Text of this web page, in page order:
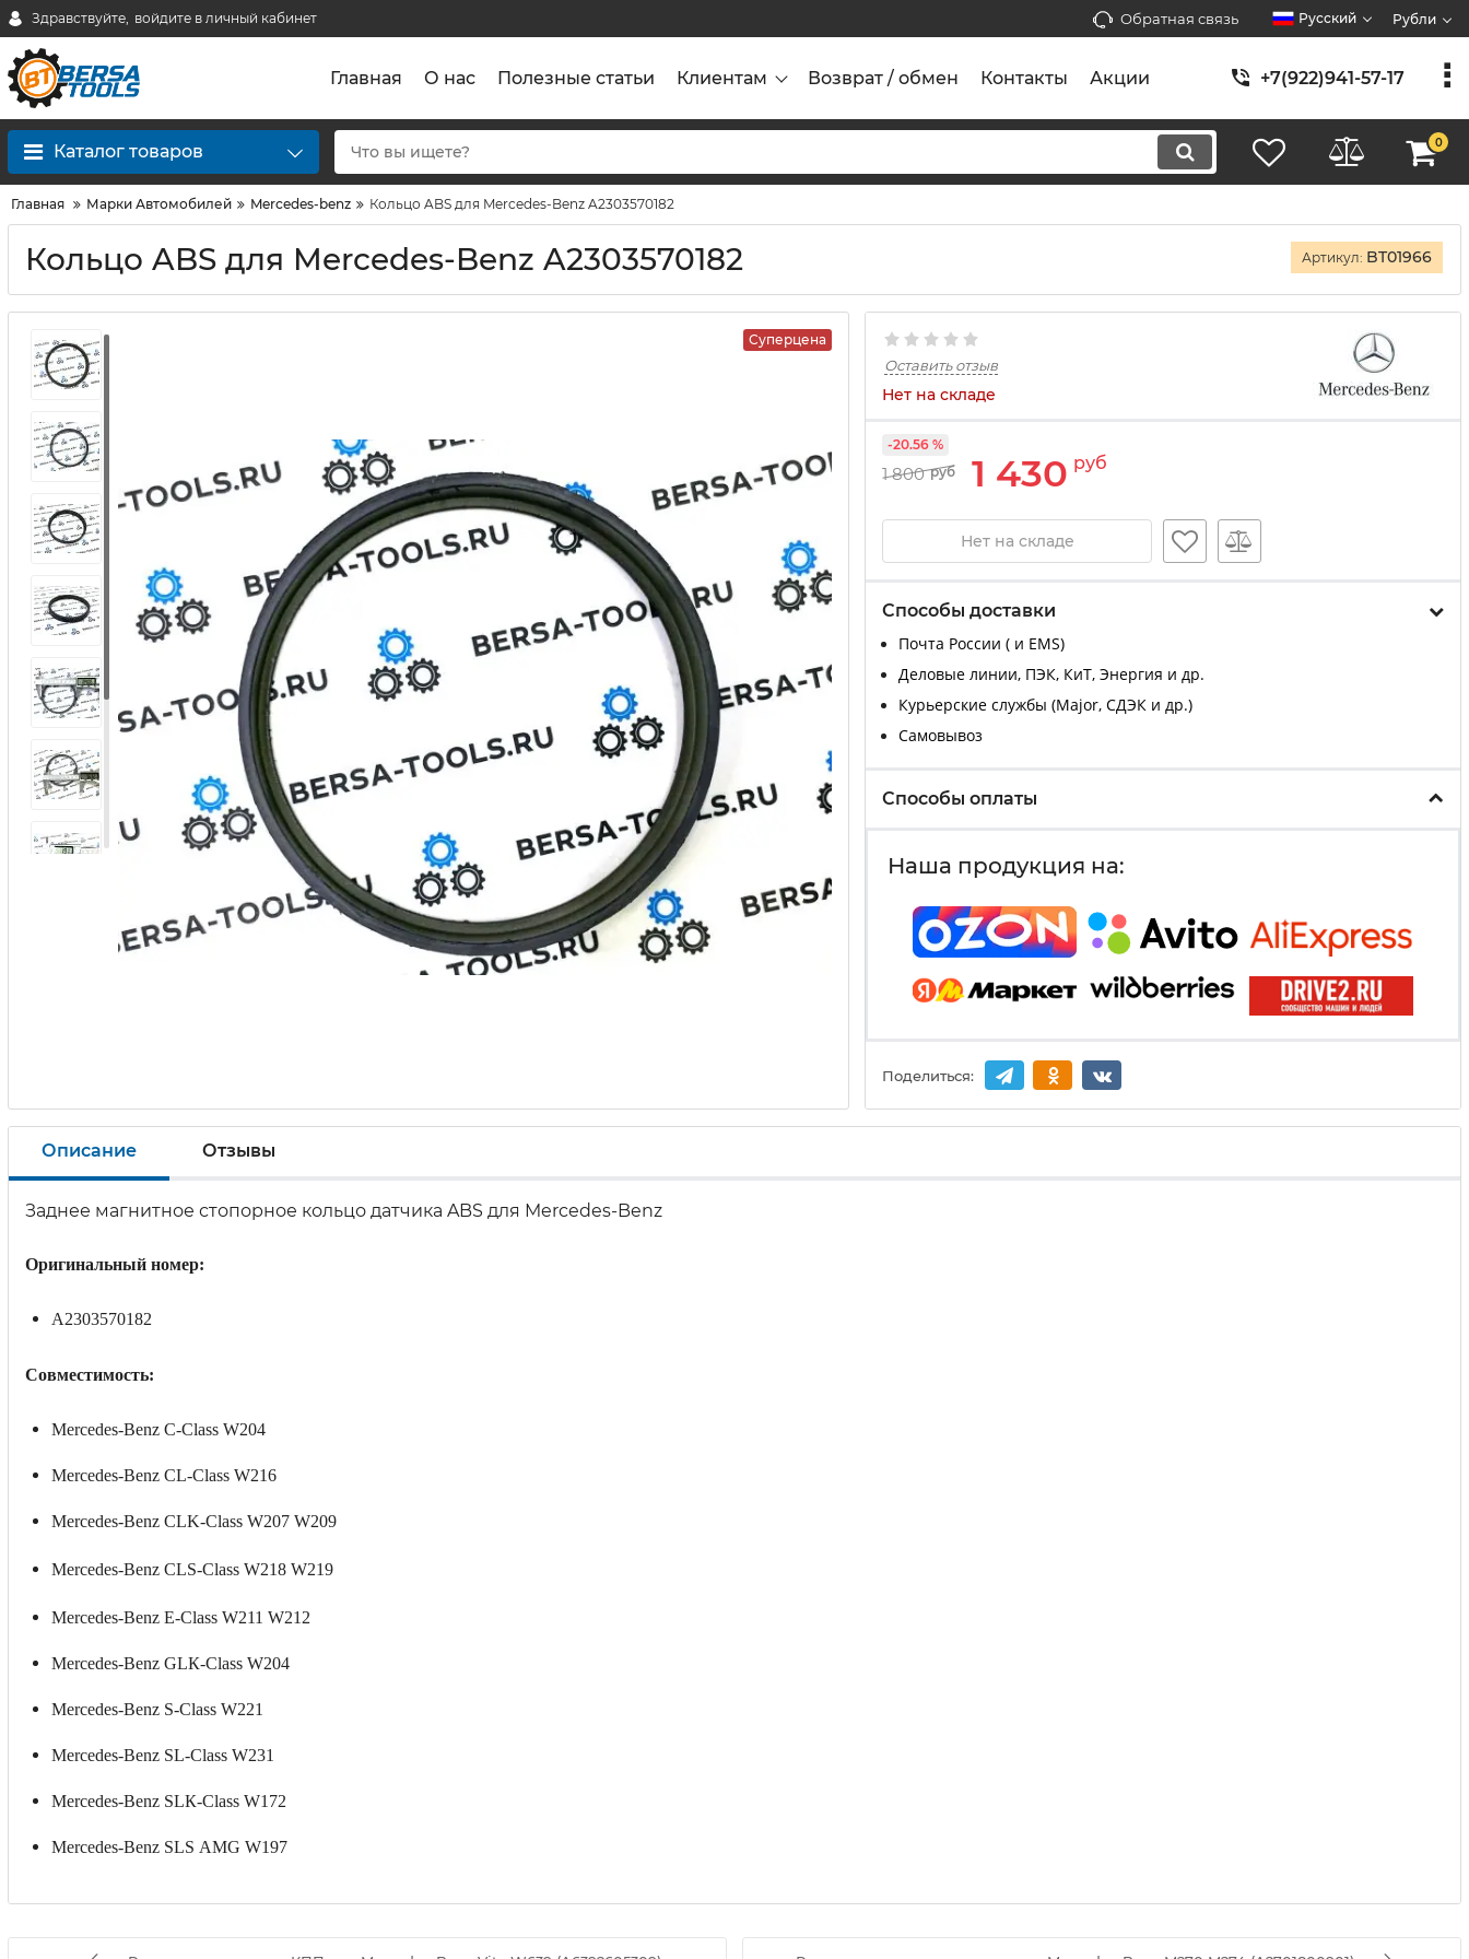
Здравствуйте, войдите в личный кабинет Обратная связь Русский Рубли
Главная О нас Полезные статьи Клиентам Возврат / обмен Контакты Акции +7(922)941-57-17
Каталог товаров 0
Главная Марки Автомобилей Mercedes-benz Кольцо ABS для Mercedes-Benz A2303570182
Кольцо ABS для Mercedes-Benz A2303570182 Артикул: BT01966
Суперцена
Оставить отзыв
Нет на складе
1 800 руб 1 430 руб
-20.56 %
Нет на складе
Способы доставки
Почта России ( и EMS)
Деловые линии, ПЭК, КиТ, Энергия и др.
Курьерские службы (Major, СДЭК и др.)
Самовывоз
Способы оплаты
Наша продукция на:
Поделиться:
Описание Отзывы
Заднее магнитное стопорное кольцо датчика ABS для Mercedes-Benz
Оригинальный номер:
A2303570182
Совместимость:
Merсedes-Benz C-Clаss W204
Меrсеdes-Benz СL-Clаss W216
Меrсеdеs-Вenz CLK-Сlass W207 W209
Мercеdes-Bеnz СLS-Class W218 W219
Меrсеdes-Веnz Е-Clаss W211 W212
Меrcеdеs-Веnz GLК-Сlаss W204
Меrсеdеs-Веnz S-Сlаss W221
Меrсеdеs-Веnz SL-Сlаss W231
Меrсеdеs-Веnz SLК-Сlаss W172
Меrсеdеs-Веnz SLS АМG W197